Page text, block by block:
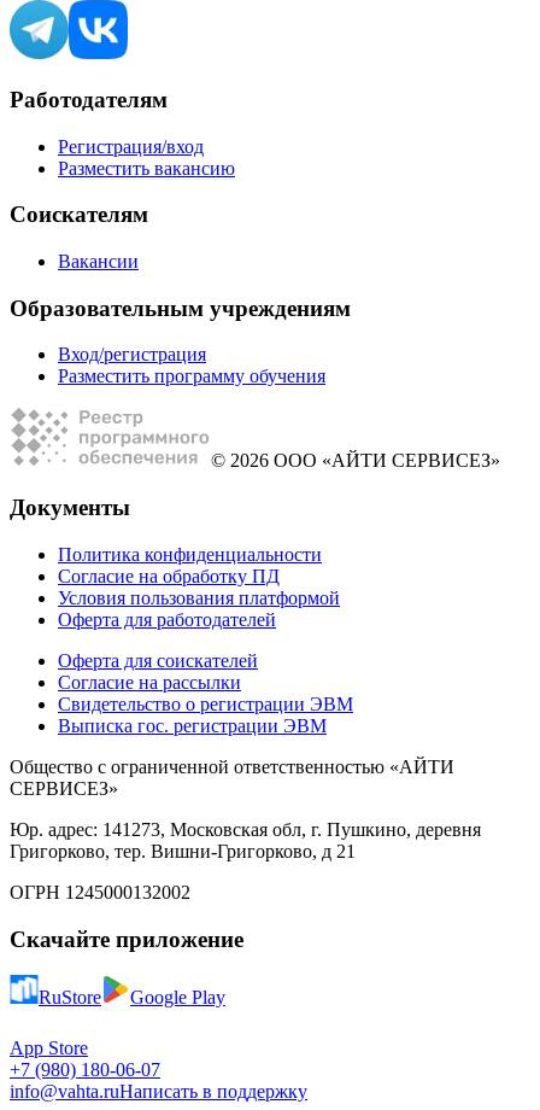
Работодателям
Регистрация/вход
Разместить вакансию
Соискателям
Вакансии
Образовательным учреждениям
Вход/регистрация
Разместить программу обучения
© 2026 ООО «АЙТИ СЕРВИСЕЗ»
Документы
Политика конфиденциальности
Согласие на обработку ПД
Условия пользования платформой
Оферта для работодателей
Оферта для соискателей
Согласие на рассылки
Свидетельство о регистрации ЭВМ
Выписка гос. регистрации ЭВМ
Общество с ограниченной ответственностью «АЙТИ
СЕРВИСЕЗ»
Юр. адрес: 141273, Московская обл, г. Пушкино, деревня
Григорково, тер. Вишни-Григорково, д 21
ОГРН 1245000132002
Скачайте приложение
RuStore Google Play
App Store
+7 (980) 180-06-07
info@vahta.ruНаписать в поддержку